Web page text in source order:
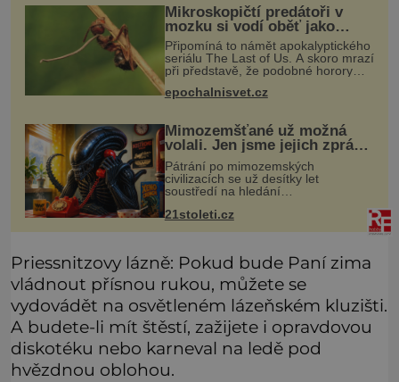
Mikroskopičtí predátoři v
mozku si vodí oběť jako
loutku
Připomíná to námět apokalyptického
seriálu The Last of Us. A skoro mrazí
při představě, že podobné horory
probíhají v přírodě běžně – s tím
rozdílem, že nejde pouze o infekce
epochalnisvet.cz
Mimozemšťané už možná
volali. Jen jsme jejich zprávu
nedokázali rozpoznat
Pátrání po mimozemských
civilizacích se už desítky let
soustředí na hledání
které by příroda sama vytvořila jen
21stoleti.cz
Priessnitzovy lázně: Pokud bude Paní zima
vládnout přísnou rukou, můžete se
vydovádět na osvětleném lázeňském kluzišti.
A budete-li mít štěstí, zažijete i opravdovou
diskotéku nebo karneval na ledě pod
hvězdnou oblohou.